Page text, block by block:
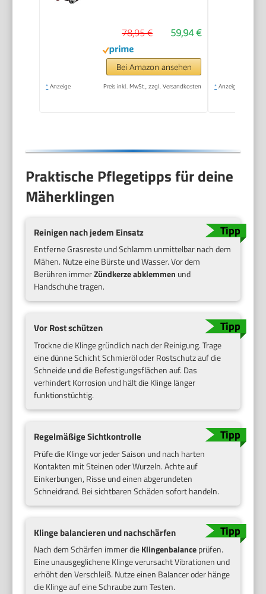
59,94 €
78,95 €
Bei Amazon ansehen
* Anzeige Preis inkl. MwSt., zzgl. Versandkosten * Anzeige
Praktische Pflegetipps für deine
Mäherklingen
Reinigen nach jedem Einsatz
Entferne Grasreste und Schlamm unmittelbar nach dem
Mähen. Nutze eine Bürste und Wasser. Vor dem
Berühren immerZündkerze abklemmen und
Handschuhe tragen.
Vor Rost schützen
Trockne die Klinge gründlich nach der Reinigung. Trage
eine dünne Schicht Schmieröl oder Rostschutz auf die
Schneide und die Befestigungsflächen auf. Das
verhindert Korrosion und hält die Klinge länger
funktionstüchtig.
Regelmäßige Sichtkontrolle
Prüfe die Klinge vor jeder Saison und nach harten
Kontakten mit Steinen oder Wurzeln. Achte auf
Einkerbungen, Risse und einen abgerundeten
Schneidrand. Bei sichtbaren Schäden sofort handeln.
Klinge balancieren und nachschärfen
Nach dem Schärfen immer dieKlingenbalanceprüfen.
Eine unausgeglichene Klinge verursacht Vibrationen und
erhöht den Verschleiß. Nutze einen Balancer oder hänge
die Klinge auf eine Schraube zum Testen.